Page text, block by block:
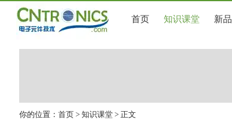
首页 知识课堂 新品
你的位置： 首页 > 知识课堂 > 正文